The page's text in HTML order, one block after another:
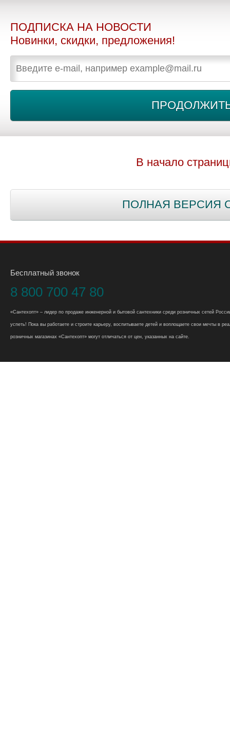
ПОДПИСКА НА НОВОСТИ
Новинки, скидки, предложения!
В начало
ПОЛНАЯ ВЕРСИЯ
Бесплатный звонок
8 800 700 47 80
«Сантехопт» – лидер по продаже инженерной и бытовой сантехники среди розничных сетей
успеть! Пока вы работаете и строите карьеру, воспитываете детей и воплощаете свои мечты в
розничных магазинах «Сантехопт» могут отличаться от цен, указанных на сайте.